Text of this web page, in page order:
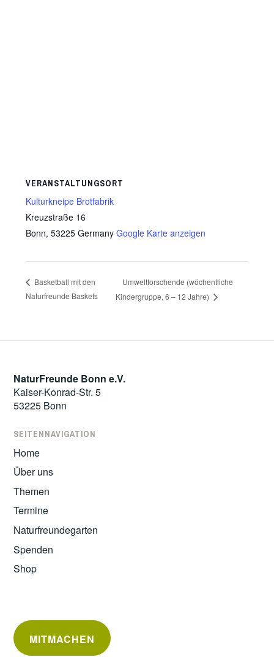
VERANSTALTUNGSORT
Kulturkneipe Brotfabrik
Kreuzstraße 16
Bonn, 53225 Germany Google Karte anzeigen
Basketball mit den
Naturfreunde Baskets
Umweltforschende (wöchentliche
Kindergruppe, 6 – 12 Jahre)
NaturFreunde Bonn e.V.
Kaiser-Konrad-Str. 5
53225 Bonn
SEITENNAVIGATION
Home
Über uns
Themen
Termine
Naturfreundegarten
Spenden
Shop
MITMACHEN